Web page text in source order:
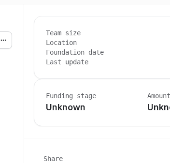
Team size
Location
Foundation date
Last update
Funding stage
Unknown
Share